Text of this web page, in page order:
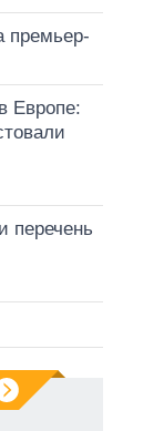
премьер-
Европе:
перечень